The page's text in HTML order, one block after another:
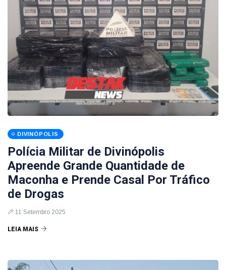
DIVINÓPOLIS
Polícia Militar de Divinópolis
Apreende Grande Quantidade de
Maconha e Prende Casal Por Tráfico
de Drogas
11 Setembro 2025
LEIA MAIS